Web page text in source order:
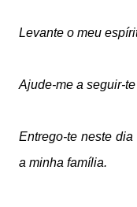
Levante o meu
Ajude-me a seguir-
Entrego-te neste
a minha família.